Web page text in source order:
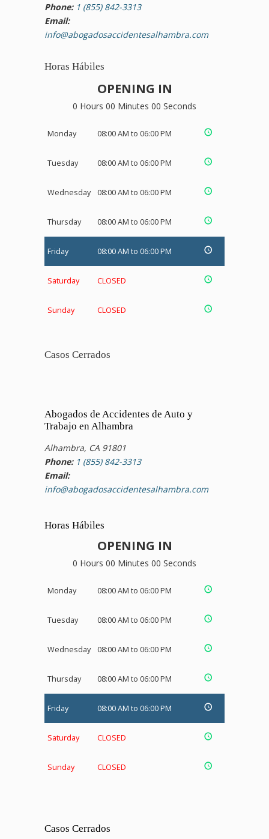
Phone: 1 (855) 842-3313
Email:
info@abogadosaccidentesalhambra.com
Horas Hábiles
OPENING IN
0 Hours 00 Minutes 00 Seconds
Monday 08:00 AM to 06:00 PM
Tuesday 08:00 AM to 06:00 PM
Wednesday 08:00 AM to 06:00 PM
Thursday 08:00 AM to 06:00 PM
Friday 08:00 AM to 06:00 PM
Saturday CLOSED
Sunday CLOSED
Casos Cerrados
Abogados de Accidentes de Auto y
Trabajo en Alhambra
Alhambra, CA 91801
Phone: 1 (855) 842-3313
Email:
info@abogadosaccidentesalhambra.com
Horas Hábiles
OPENING IN
0 Hours 00 Minutes 00 Seconds
Monday 08:00 AM to 06:00 PM
Tuesday 08:00 AM to 06:00 PM
Wednesday 08:00 AM to 06:00 PM
Thursday 08:00 AM to 06:00 PM
Friday 08:00 AM to 06:00 PM
Saturday CLOSED
Sunday CLOSED
Casos Cerrados